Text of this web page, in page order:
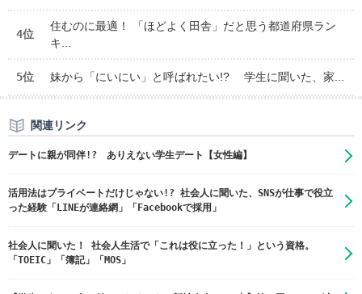
4位
住むのに最適！ 「ほどよく田舎」だと思う都道府県ラン
キ...
5位 妹から「にいにい」と呼ばれたい!? 学生に聞いた、家...
関連リンク
デートに親が同伴!? ありえない学生デート【女性編】
活用法はプライベートだけじゃない!? 社会人に聞いた、SNSが仕事で役立
った経験「LINEが連絡網」「Facebookで採用」
社会人に聞いた！ 社会人生活で「これは役に立った！」という資格。
「TOEIC」「簿記」「MOS」